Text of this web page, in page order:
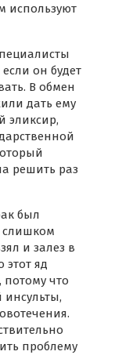
используют
он будет
В обмен
дать ему
эликсир,
решить раз
был
и залез в
этот яд
что
инсульты,
проблему